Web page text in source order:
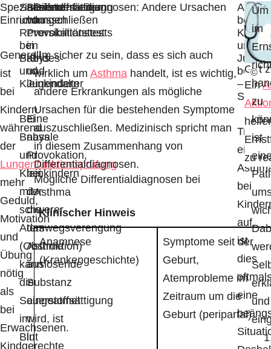
Spezialisierte
Einrichtungen
Generell
ist
bei
Kindern
während
der
Lungenfunktionsprüfung
mehr
Geduld,
Motivation
und
Übung
nötig
als
bei
Erwachsenen.
Kindgerechte
Sauerstoffsättigung
und
Reversibilitätstest
bei
Babys
und
Kleinkindern
Bei
Babys
und
Kleinkindern
mit
schwerer
Atemwegsverengung
(Obstruktion)
kann
die
Sauerstoffsättigung
im
Blut
Besonderheiten
von
Provokationstests
im
Kindes-
und
Jugendalter
Eine
nasale
Provokation,
bei
der
die
das
Asthma
auslösende
Substanz
eingeatmet
wird, ist
in
Differentialdiagnosen: Andere Ursachen
ausschließen
Um sicher zu sein, dass es sich auch
wirklich um Asthma handelt, ist es wichtig,
andere Erkrankungen als mögliche
Ursachen für die bestehenden Symptome
auszuschließen. Medizinisch spricht man
in diesem Zusammenhang von
Differentialdiagnosen.
Mögliche Differentialdiagnosen bei
Asthma
Klinischer Hinweis
Anamnese
(Krankengeschichte)
Symptome seit der
Geburt,
Atemprobleme im
Zeitraum um die
Geburt (peripartal)
bei
und
–
Tritt
ein
bei
auf,
ist
dies
eine
Gut
Ein
zu
©
Um
im
zu
ist
und